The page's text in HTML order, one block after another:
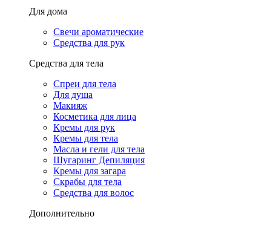
Для дома
Свечи ароматические
Средства для рук
Средства для тела
Спреи для тела
Для душа
Макияж
Косметика для лица
Кремы для рук
Кремы для тела
Масла и гели для тела
Шугаринг Депиляция
Кремы для загара
Скрабы для тела
Средства для волос
Дополнительно